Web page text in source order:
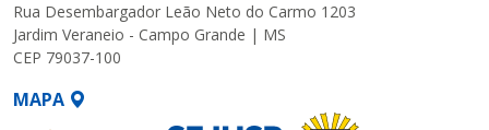
Rua Desembargador Leão Neto do Carmo 1203
Jardim Veraneio - Campo Grande | MS
CEP 79037-100
MAPA